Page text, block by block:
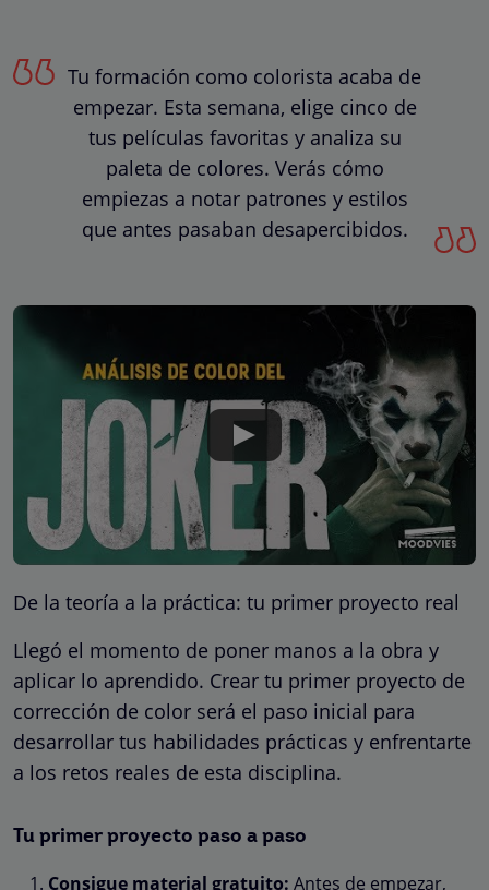
Tu formación como colorista acaba de
empezar. Esta semana, elige cinco de
tus películas favoritas y analiza su
paleta de colores. Verás cómo
empiezas a notar patrones y estilos
que antes pasaban desapercibidos.
De la teoría a la práctica: tu primer proyecto real
Llegó el momento de poner manos a la obra y
aplicar lo aprendido. Crear tu primer proyecto de
corrección de color será el paso inicial para
desarrollar tus habilidades prácticas y enfrentarte
a los retos reales de esta disciplina.
Tu primer proyecto paso a paso
Consigue material gratuito: Antes de empezar,